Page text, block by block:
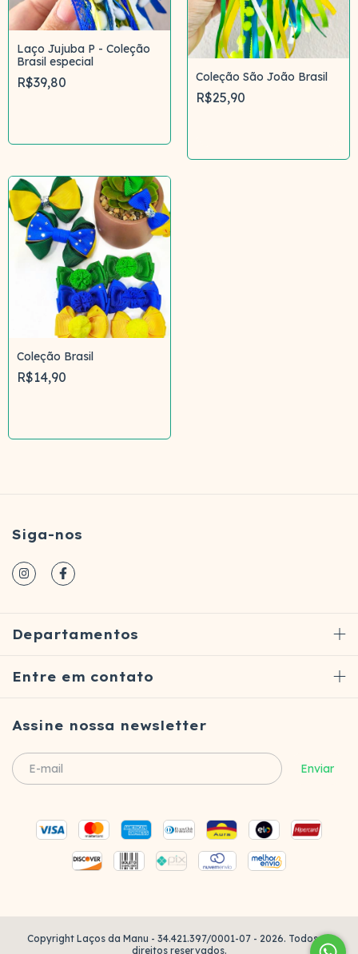
Laço Jujuba P - Coleção
Brasil especial
R$39,80 Coleção São João Brasil
R$25,90
Coleção Brasil
R$14,90
Siga-nos
Departamentos
Entre em contato
Assine nossa newsletter
Copyright Laços da Manu - 34.421.397/0001-07 - 2026. Todos os
direitos reservados.